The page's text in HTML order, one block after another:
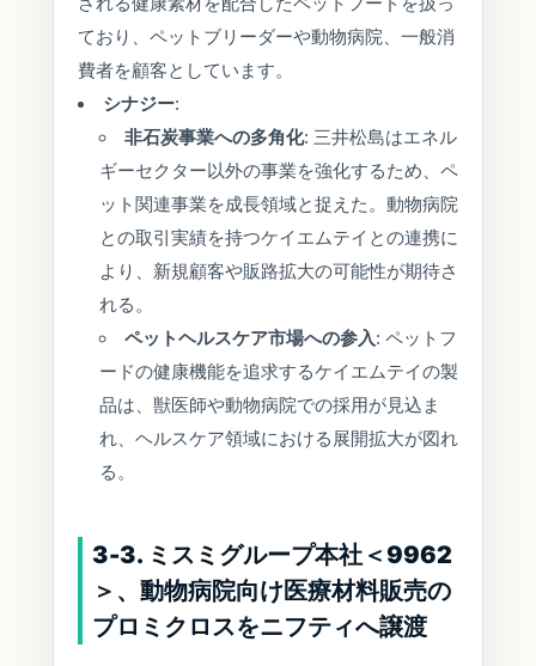
ており、ペットブリーダーや動物病院、一般消
費者を顧客としています。
シナジー:
非石炭事業への多角化: 三井松島はエネル
ギーセクター以外の事業を強化するため、ペ
ット関連事業を成長領域と捉えた。動物病院
との取引実績を持つケイエムテイとの連携に
より、新規顧客や販路拡大の可能性が期待さ
れる。
ペットヘルスケア市場への参入: ペットフ
ードの健康機能を追求するケイエムテイの製
品は、獣医師や動物病院での採用が見込ま
れ、ヘルスケア領域における展開拡大が図れ
る。
3-3. ミスミグループ本社＜9962
＞、動物病院向け医療材料販売の
プロミクロスをニフティへ譲渡